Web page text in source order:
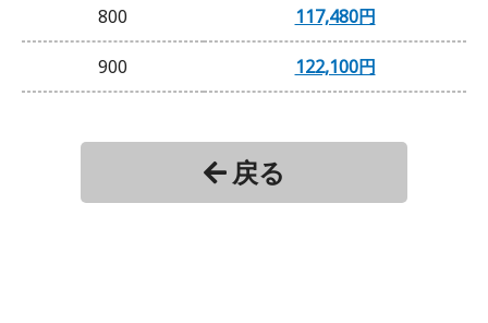
800 117,480円
900 122,100円
戻る